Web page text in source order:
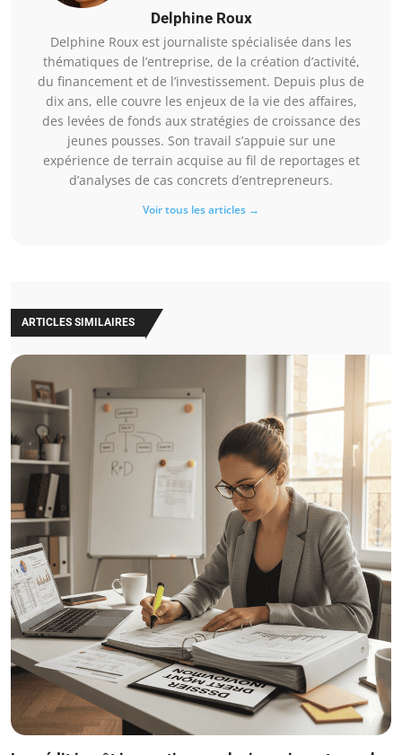
Delphine Roux
Delphine Roux est journaliste spécialisée dans les
thématiques de l’entreprise, de la création d’activité,
du financement et de l’investissement. Depuis plus de
dix ans, elle couvre les enjeux de la vie des affaires,
des levées de fonds aux stratégies de croissance des
jeunes pousses. Son travail s’appuie sur une
expérience de terrain acquise au fil de reportages et
d’analyses de cas concrets d’entrepreneurs.
Voir tous les articles →
ARTICLES SIMILAIRES